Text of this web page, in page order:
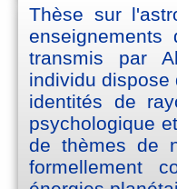
Thèse sur
transmis par
individu
identités de
psychologique
de thèmes de
formellement